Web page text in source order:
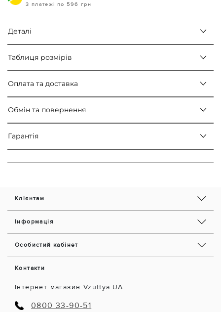
3 платежі по 596 грн
Деталі
Таблиця розмірів
Оплата та доставка
Обмін та повернення
Гарантія
Клієнтам
Інформація
Особистий кабінет
Контакти
Інтернет магазин Vzuttya.UA
0800 33-90-51